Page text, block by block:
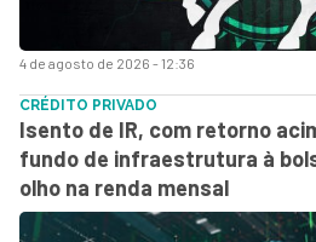
4 de agosto de 2026 - 12:36
CRÉDITO PRIVADO
Isento de IR, com retorno
fundo de infraestrutura à
olho na renda mensal